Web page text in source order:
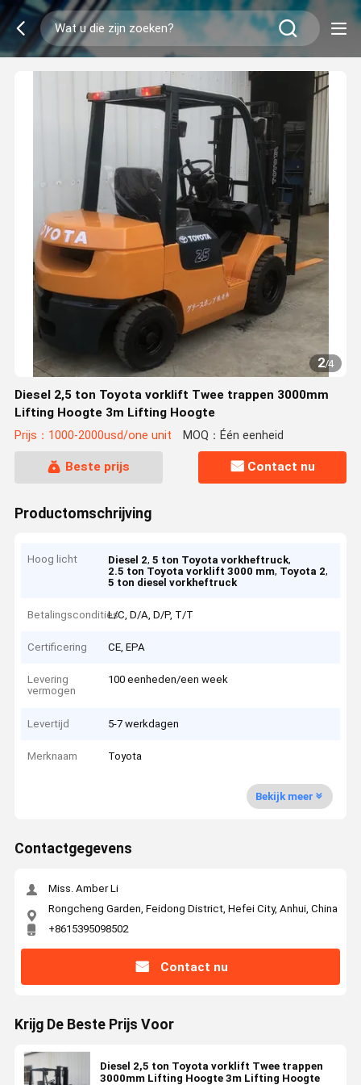
2/4
Diesel 2,5 ton Toyota vorklift Twee trappen 3000mm
Lifting Hoogte 3m Lifting Hoogte
Prijs：1000-2000usd/one unit MOQ：Één eenheid
Beste prijs Contact nu
Productomschrijving
Hoog licht Diesel 2,5 ton Toyota vorkheftruck,
2.5 ton Toyota vorklift 3000 mm, Toyota 2,
5 ton diesel vorkheftruck
BetalingsconditiesL/C, D/A, D/P, T/T
Certificering CE, EPA
Levering
vermogen
100 eenheden/een week
Levertijd 5-7 werkdagen
Merknaam Toyota
Bekijk meer
Contactgegevens
Miss. Amber Li
Rongcheng Garden, Feidong District, Hefei City, Anhui, China
+8615395098502
Contact nu
Krijg De Beste Prijs Voor
Diesel 2,5 ton Toyota vorklift Twee trappen
3000mm Lifting Hoogte 3m Lifting Hoogte